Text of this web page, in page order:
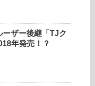
ーザー後継「TJク
年発売！？